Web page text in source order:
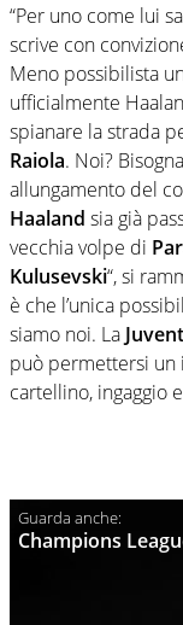
“Per uno come lui
scrive con
Meno possibilista
ufficialmente
spianare la strada
Raiola. Noi?
allungamento del
Haaland sia già
vecchia volpe di
Kulusevski“, si
è che l’unica
siamo noi. La
può permettersi un
cartellino, ingaggio
Champions